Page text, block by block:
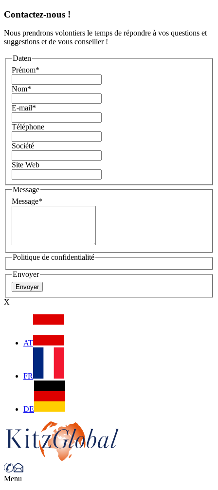
Contactez-nous !
Nous prendrons volontiers le temps de répondre à vos questions et
suggestions et de vous conseiller !
Daten
Prénom*
Nom*
E-mail*
Téléphone
Société
Site Web
Message
Message*
Politique de confidentialité
Envoyer
X
AT
FR
DE
Menu